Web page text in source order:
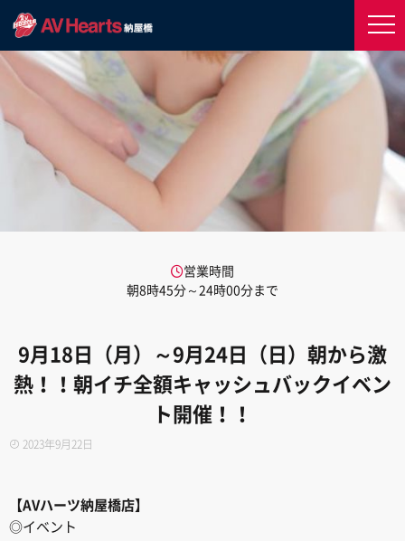
営業時間
朝8時45分～24時00分まで
9月18日（月）～9月24日（日）朝から激
熱！！朝イチ全額キャッシュバックイベン
ト開催！！
2023年9月22日
【AVハーツ納屋橋店】
◎イベント